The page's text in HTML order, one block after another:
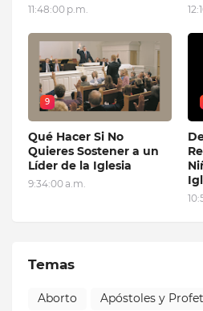
11:48:00 p.m.
9
Qué Hacer Si No
Quieres Sostener a un
Líder de la Iglesia
9:34:00 a.m.
Temas
Aborto
Apóstoles y